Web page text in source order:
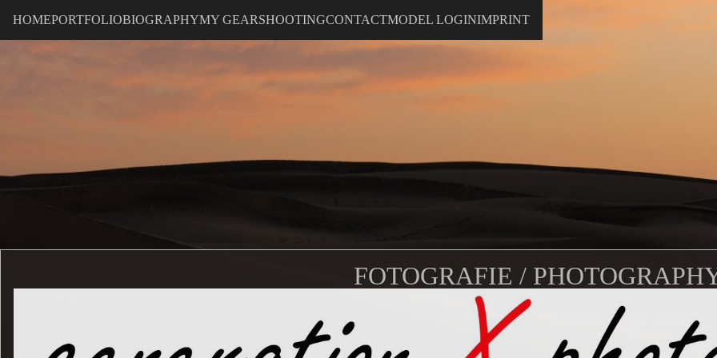
HOMEPORTFOLIOBIOGRAPHYMY GEARSHOOTINGCONTACTMODEL LOGINIMPRINT
FOTOGRAFIE /